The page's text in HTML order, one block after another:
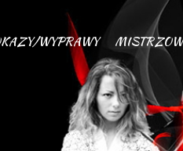
WYPRAWY